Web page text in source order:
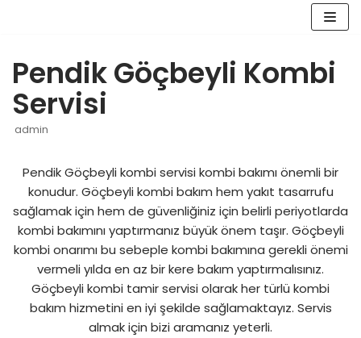
Pendik Göçbeyli Kombi
Servisi
admin
Pendik Göçbeyli kombi servisi kombi bakımı önemli bir
konudur. Göçbeyli kombi bakım hem yakıt tasarrufu
sağlamak için hem de güvenliğiniz için belirli periyotlarda
kombi bakımını yaptırmanız büyük önem taşır. Göçbeyli
kombi onarımı bu sebeple kombi bakımına gerekli önemi
vermeli yılda en az bir kere bakım yaptırmalısınız.
Göçbeyli kombi tamir servisi olarak her türlü kombi
bakım hizmetini en iyi şekilde sağlamaktayız. Servis
almak için bizi aramanız yeterli.